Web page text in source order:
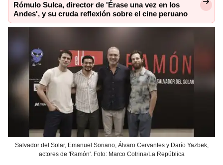
Rómulo Sulca, director de 'Érase una vez en los
Andes', y su cruda reflexión sobre el cine peruano
Salvador del Solar, Emanuel Soriano, Álvaro Cervantes y Darío Yazbek,
actores de 'Ramón'. Foto: Marco Cotrina/La República